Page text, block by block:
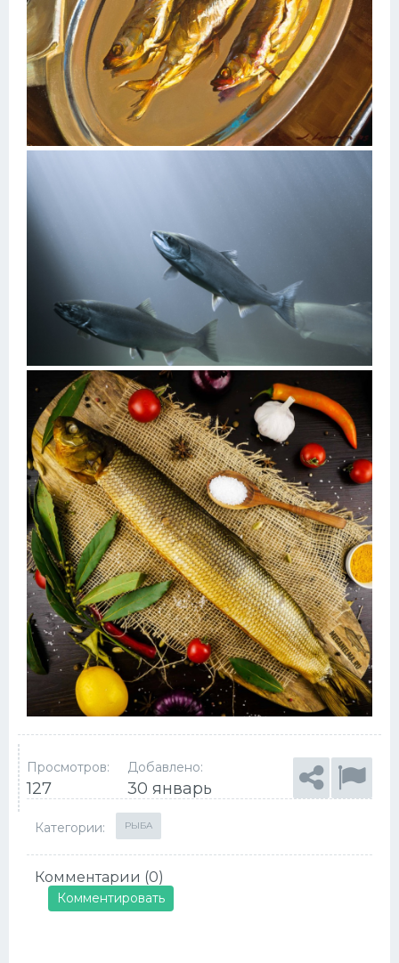
Просмотров:
127
Добавлено:
30 январь
Категории: РЫБА
Комментарии (0)
Комментировать